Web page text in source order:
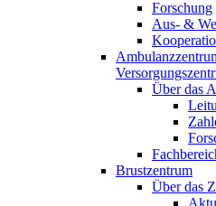
Forschung
Aus- &
Über das
Brustzentrum
Über das